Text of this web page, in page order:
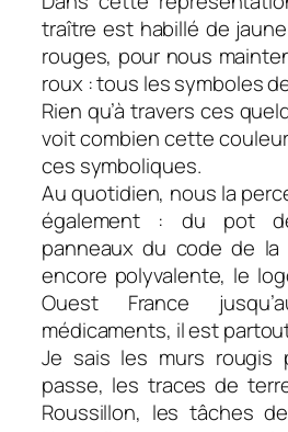
traître est habillé de
rouges, pour nous
roux : tous les symboles
Rien qu’à travers ces
voit combien cette
ces symboliques.
Au quotidien, nous la
également : du pot
panneaux du code de
encore polyvalente, le
Ouest France
médicaments, il est
Je sais les murs rougis
passe, les traces de
Roussillon, les tâches